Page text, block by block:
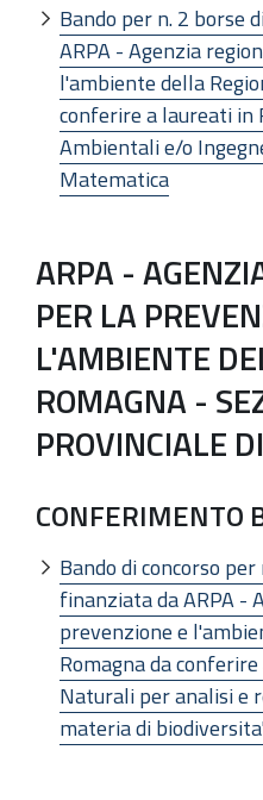
Bando per n. 2 borse
ARPA - Agenzia
l'ambiente della
conferire a laureati in
Ambientali e/o
Matematica
ARPA -
PER LA
L'AMBIENTE
ROMAGNA -
PROVINCIALE
CONFERIMENTO
Bando di concorso
finanziata da ARPA -
prevenzione e
Romagna da
Naturali per analisi e
materia di